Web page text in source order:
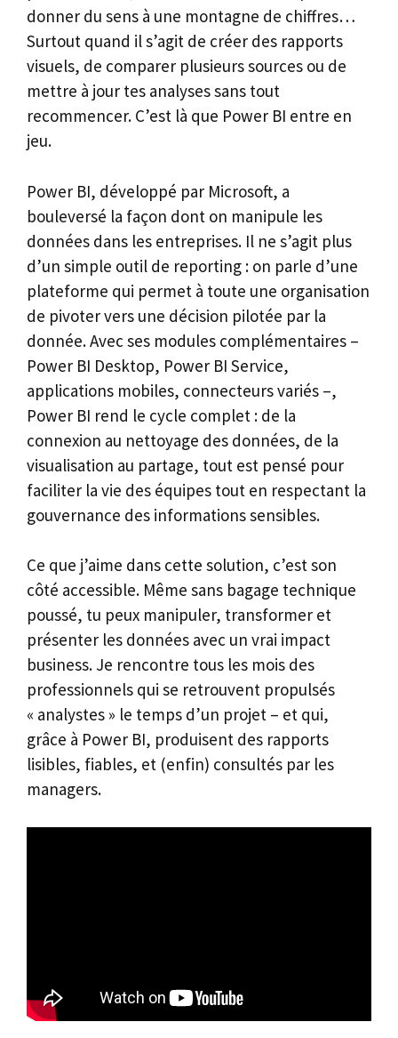
donner du sens à une montagne de chiffres…
Surtout quand il s’agit de créer des rapports
visuels, de comparer plusieurs sources ou de
mettre à jour tes analyses sans tout
recommencer. C’est là que Power BI entre en
jeu.
Power BI, développé par Microsoft, a
bouleversé la façon dont on manipule les
données dans les entreprises. Il ne s’agit plus
d’un simple outil de reporting : on parle d’une
plateforme qui permet à toute une organisation
de pivoter vers une décision pilotée par la
donnée. Avec ses modules complémentaires –
Power BI Desktop, Power BI Service,
applications mobiles, connecteurs variés –,
Power BI rend le cycle complet : de la
connexion au nettoyage des données, de la
visualisation au partage, tout est pensé pour
faciliter la vie des équipes tout en respectant la
gouvernance des informations sensibles.
Ce que j’aime dans cette solution, c’est son
côté accessible. Même sans bagage technique
poussé, tu peux manipuler, transformer et
présenter les données avec un vrai impact
business. Je rencontre tous les mois des
professionnels qui se retrouvent propulsés
« analystes » le temps d’un projet – et qui,
grâce à Power BI, produisent des rapports
lisibles, fiables, et (enfin) consultés par les
managers.